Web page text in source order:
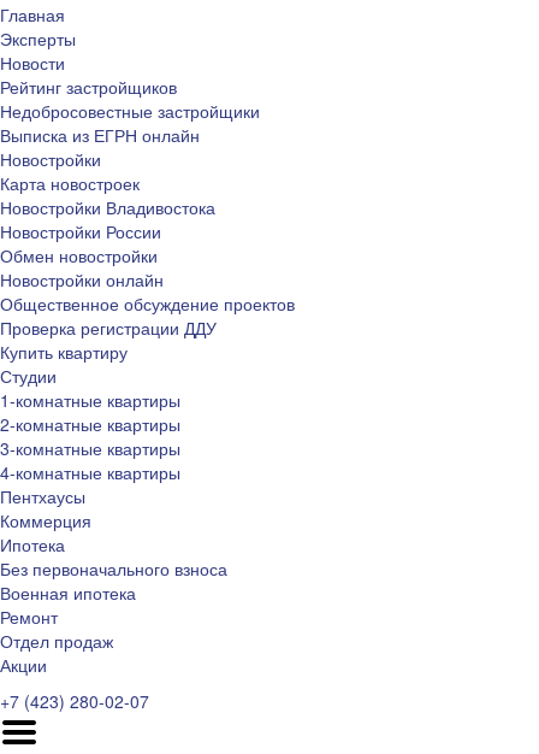
Главная
Эксперты
Новости
Рейтинг застройщиков
Недобросовестные застройщики
Выписка из ЕГРН онлайн
Новостройки
Карта новостроек
Новостройки Владивостока
Новостройки России
Обмен новостройки
Новостройки онлайн
Общественное обсуждение проектов
Проверка регистрации ДДУ
Купить квартиру
Студии
1-комнатные квартиры
2-комнатные квартиры
3-комнатные квартиры
4-комнатные квартиры
Пентхаусы
Коммерция
Ипотека
Без первоначального взноса
Военная ипотека
Ремонт
Отдел продаж
Акции
+7 (423) 280-02-07